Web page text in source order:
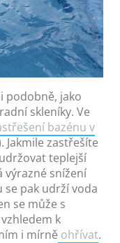
podobně, jako
skleníky. Ve
bazénu v
Jakmile zastřešíte
teplejší
výrazné snížení
se pak udrží voda
se může s
k
i mírně ohřívat.